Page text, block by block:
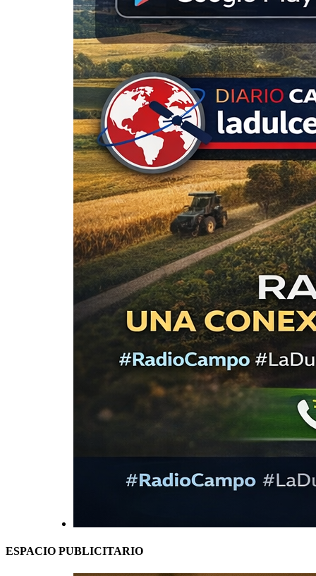
ESPACIO PUBLICITARIO